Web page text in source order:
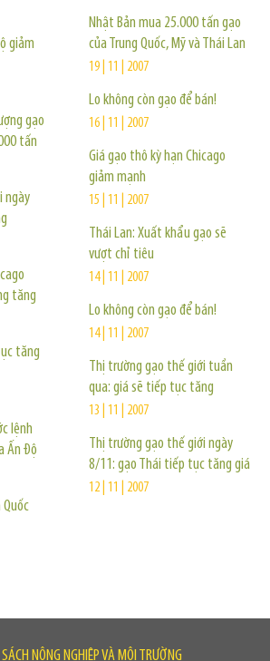
giảm
gạo
tấn
ngày
tăng
tăng
lệnh
Ấn Độ
Nhật Bản mua 25.000 tấn gạo
của Trung Quốc, Mỹ và Thái Lan
19 | 11 | 2007
Lo không còn gạo để bán!
16 | 11 | 2007
Giá gạo thô kỳ hạn Chicago
giảm mạnh
15 | 11 | 2007
Thái Lan: Xuất khẩu gạo sẽ
vượt chỉ tiêu
14 | 11 | 2007
Lo không còn gạo để bán!
14 | 11 | 2007
Thị trường gạo thế giới tuần
qua: giá sẽ tiếp tục tăng
13 | 11 | 2007
Thị trường gạo thế giới ngày
8/11: gạo Thái tiếp tục tăng giá
12 | 11 | 2007
NÔNG NGHIỆP VÀ MÔI TRƯỜNG